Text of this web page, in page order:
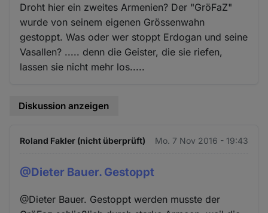
Droht hier ein zweites Armenien? Der "GröFaZ"
wurde von seinem eigenen Grössenwahn
gestoppt. Was oder wer stoppt Erdogan und seine
Vasallen? ..... denn die Geister, die sie riefen,
lassen sie nicht mehr los.....
Diskussion anzeigen
Roland Fakler (nicht überprüft) Mo. 7 Nov 2016 - 19:43
@Dieter Bauer. Gestoppt
@Dieter Bauer. Gestoppt werden musste der